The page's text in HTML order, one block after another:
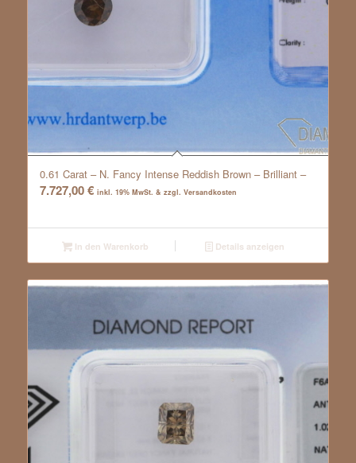
0.61 Carat – N. Fancy Intense Reddish Brown – Brilliant –
7.727,00€ inkl. 19% MwSt. & zzgl. Versandkosten
In den Warenkorb Details anzeigen